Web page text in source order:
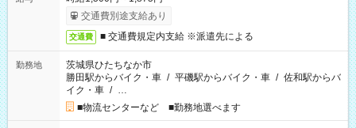
交通費別途支給あり
交通費 ■ 交通費規定内支給 ※派遣先による
勤務地
茨城県ひたちなか市
勝田駅からバイク・車 / 平磯駅からバイク・車 / 佐和駅からバ
イク・車 / …
■物流センターなど ■勤務地選べます